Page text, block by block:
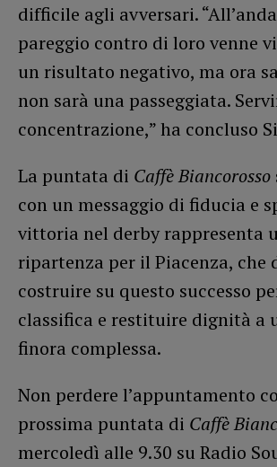
difficile agli avversari.
pareggio contro di loro venne
un risultato negativo, ma ora
non sarà una passeggiata.
concentrazione,” ha concluso
La puntata di Caffè Biancorosso
con un messaggio di fiducia e
vittoria nel derby rappresenta
ripartenza per il Piacenza, che
costruire su questo successo
classifica e restituire dignità a
finora complessa.
Non perdere l’appuntamento
prossima puntata di Caffè
mercoledì alle 9.30 su Radio